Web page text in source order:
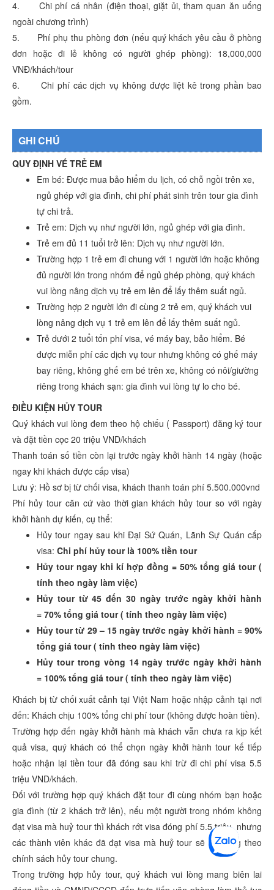
4. Chi phí cá nhân (điện thoại, giặt ủi, tham quan ăn uống
ngoài chương trình)
5. Phí phụ thu phòng đơn (nếu quý khách yêu cầu ở phòng
đơn hoặc đi lẻ không có người ghép phòng): 18,000,000
VNĐ/khách/tour
6. Chi phí các dịch vụ không được liệt kê trong phần bao
gồm.
GHI CHÚ
QUY ĐỊNH VÉ TRẺ EM
Em bé: Được mua bảo hiểm du lịch, có chỗ ngồi trên xe,
ngủ ghép với gia đình, chi phí phát sinh trên tour gia đình
tự chi trả.
Trẻ em: Dịch vụ như người lớn, ngủ ghép với gia đình.
Trẻ em đủ 11 tuổi trở lên: Dịch vụ như người lớn.
Trường hợp 1 trẻ em đi chung với 1 người lớn hoặc không
đủ người lớn trong nhóm để ngủ ghép phòng, quý khách
vui lòng nâng dịch vụ trẻ em lên để lấy thêm suất ngủ.
Trường hợp 2 người lớn đi cùng 2 trẻ em, quý khách vui
lòng nâng dịch vụ 1 trẻ em lên để lấy thêm suất ngủ.
Trẻ dưới 2 tuổi tốn phí visa, vé máy bay, bảo hiểm. Bé
được miễn phí các dịch vụ tour nhưng không có ghế máy
bay riêng, không ghế em bé trên xe, không có nôi/giường
riêng trong khách sạn: gia đình vui lòng tự lo cho bé.
ĐIỀU KIỆN HỦY TOUR
Quý khách vui lòng đem theo hộ chiếu ( Passport) đăng ký tour
và đặt tiền cọc 20 triệu VND/khách
Thanh toán số tiền còn lại trước ngày khởi hành 14 ngày (hoặc
ngay khi khách được cấp visa)
Lưu ý: Hồ sơ bị từ chối visa, khách thanh toán phí 5.500.000vnd
Phí hủy tour căn cứ vào thời gian khách hủy tour so với ngày
khởi hành dự kiến, cụ thể:
Hủy tour ngay sau khi Đại Sứ Quán, Lãnh Sự Quán cấp
visa: Chi phí hủy tour là 100% tiền tour
Hủy tour ngay khi kí hợp đồng = 50% tổng giá tour (
tính theo ngày làm việc)
Hủy tour từ 45 đến 30 ngày trước ngày khởi hành
= 70% tổng giá tour( tính theo ngày làm việc)
Hủy tour từ 29 – 15 ngày trước ngày khởi hành = 90%
tổng giá tour( tính theo ngày làm việc)
Hủy tour trong vòng 14 ngày trước ngày khởi hành
= 100% tổng giá tour( tính theo ngày làm việc)
Khách bị từ chối xuất cảnh tại Việt Nam hoặc nhập cảnh tại nơi
đến: Khách chịu 100% tổng chi phí tour (không được hoàn tiền).
Trường hợp đến ngày khởi hành mà khách vẫn chưa ra kịp kết
quả visa, quý khách có thể chọn ngày khởi hành tour kế tiếp
hoặc nhận lại tiền tour đã đóng sau khi trừ đi chi phí visa 5.5
triệu VND/khách.
Đối với trường hợp quý khách đặt tour đi cùng nhóm bạn hoặc
gia đình (từ 2 khách trở lên), nếu một người trong nhóm không
đạt visa mà huỷ tour thì khách rớt visa đóng phí 5.5 triệu, nhưng
các thành viên khác đã đạt visa mà huỷ tour sẽ áp dụng theo
chính sách hủy tour chung.
Trong trường hợp hủy tour, quý khách vui lòng mang biên lai